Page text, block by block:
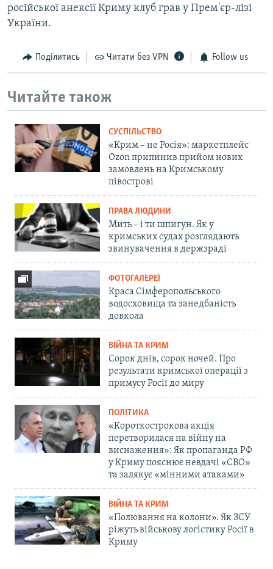
російської анексії Криму клуб грав у Прем'єр-лізі
України.
Поділитись Читати без VPN Follow us
Читайте також
СУСПІЛЬСТВО
«Крим – не Росія»: маркетплейс
Ozon припинив прийом нових
замовлень на Кримському
півострові
ПРАВА ЛЮДИНИ
Мить – і ти шпигун. Як у
кримських судах розглядають
звинувачення в держзраді
ФОТОГАЛЕРЕЇ
Краса Сімферопольського
водосховища та занедбаність
довкола
ВІЙНА ТА КРИМ
Сорок днів, сорок ночей. Про
результати кримської операції з
примусу Росії до миру
ПОЛІТИКА
«Короткострокова акція
перетворилася на війну на
виснаження»: Як пропаганда РФ
у Криму пояснює невдачі «СВО»
та залякує «мінними атаками»
ВІЙНА ТА КРИМ
«Полювання на колони». Як ЗСУ
ріжуть військову логістику Росії в
Криму